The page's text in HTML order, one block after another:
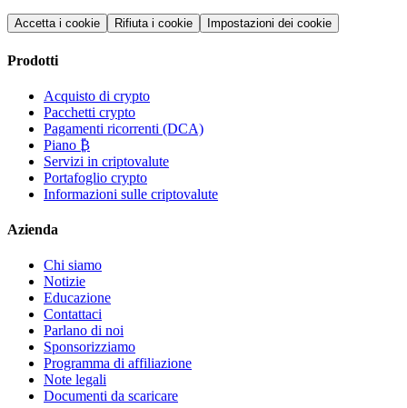
Accetta i cookie Rifiuta i cookie Impostazioni dei cookie
Prodotti
Acquisto di crypto
Pacchetti crypto
Pagamenti ricorrenti (DCA)
Piano ₿
Servizi in criptovalute
Portafoglio crypto
Informazioni sulle criptovalute
Azienda
Chi siamo
Notizie
Educazione
Contattaci
Parlano di noi
Sponsorizziamo
Programma di affiliazione
Note legali
Documenti da scaricare